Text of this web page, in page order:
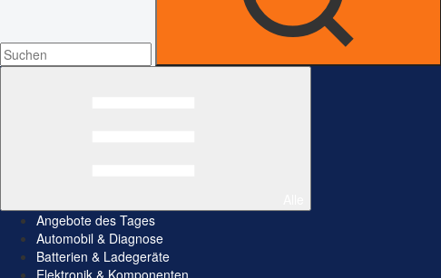
Angebote des Tages
Automobil & Diagnose
Batterien & Ladegeräte